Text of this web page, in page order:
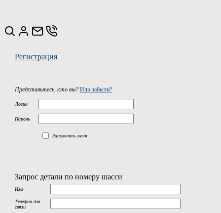
Регистрация
Представьтесь, кто вы? Или забыли?
Логин
Пароль
Запомнить меня
Запрос детали по номеру шасси
Имя
Телефон для
связи